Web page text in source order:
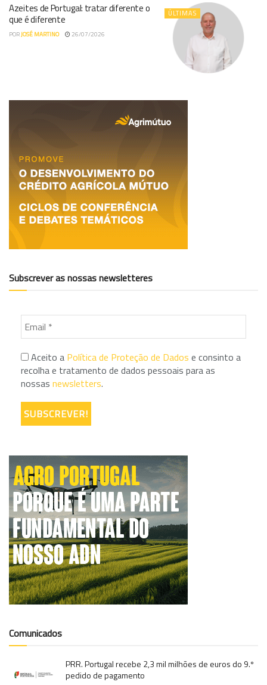
ÚLTIMAS
Azeites de Portugal: tratar diferente o
que é diferente
PORJOSÉ MARTINO 26/07/2026
Subscrever as nossas newsletteres
Aceito a Política de Proteção de Dados e consinto a
recolha e tratamento de dados pessoais para as
nossas newsletters.
Comunicados
PRR. Portugal recebe 2,3 mil milhões de euros do 9.º
pedido de pagamento